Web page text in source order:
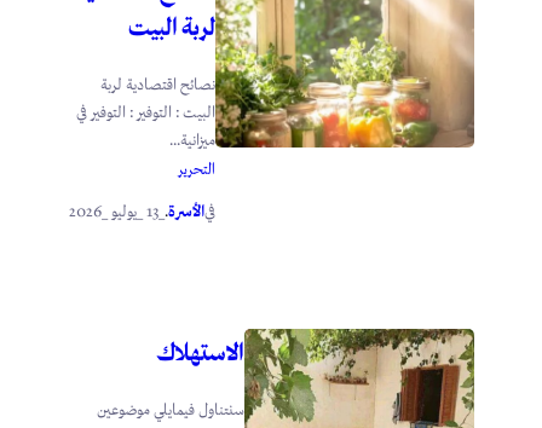
لربة البيت
نصائح اقتصادية لربة
البيت : التوفير : التوفير في
ميزانية...
التحرير
فيالأسرة. _13 _يوليو _2026
الاستهلاك
سنتناول فيمايلي موضوعين